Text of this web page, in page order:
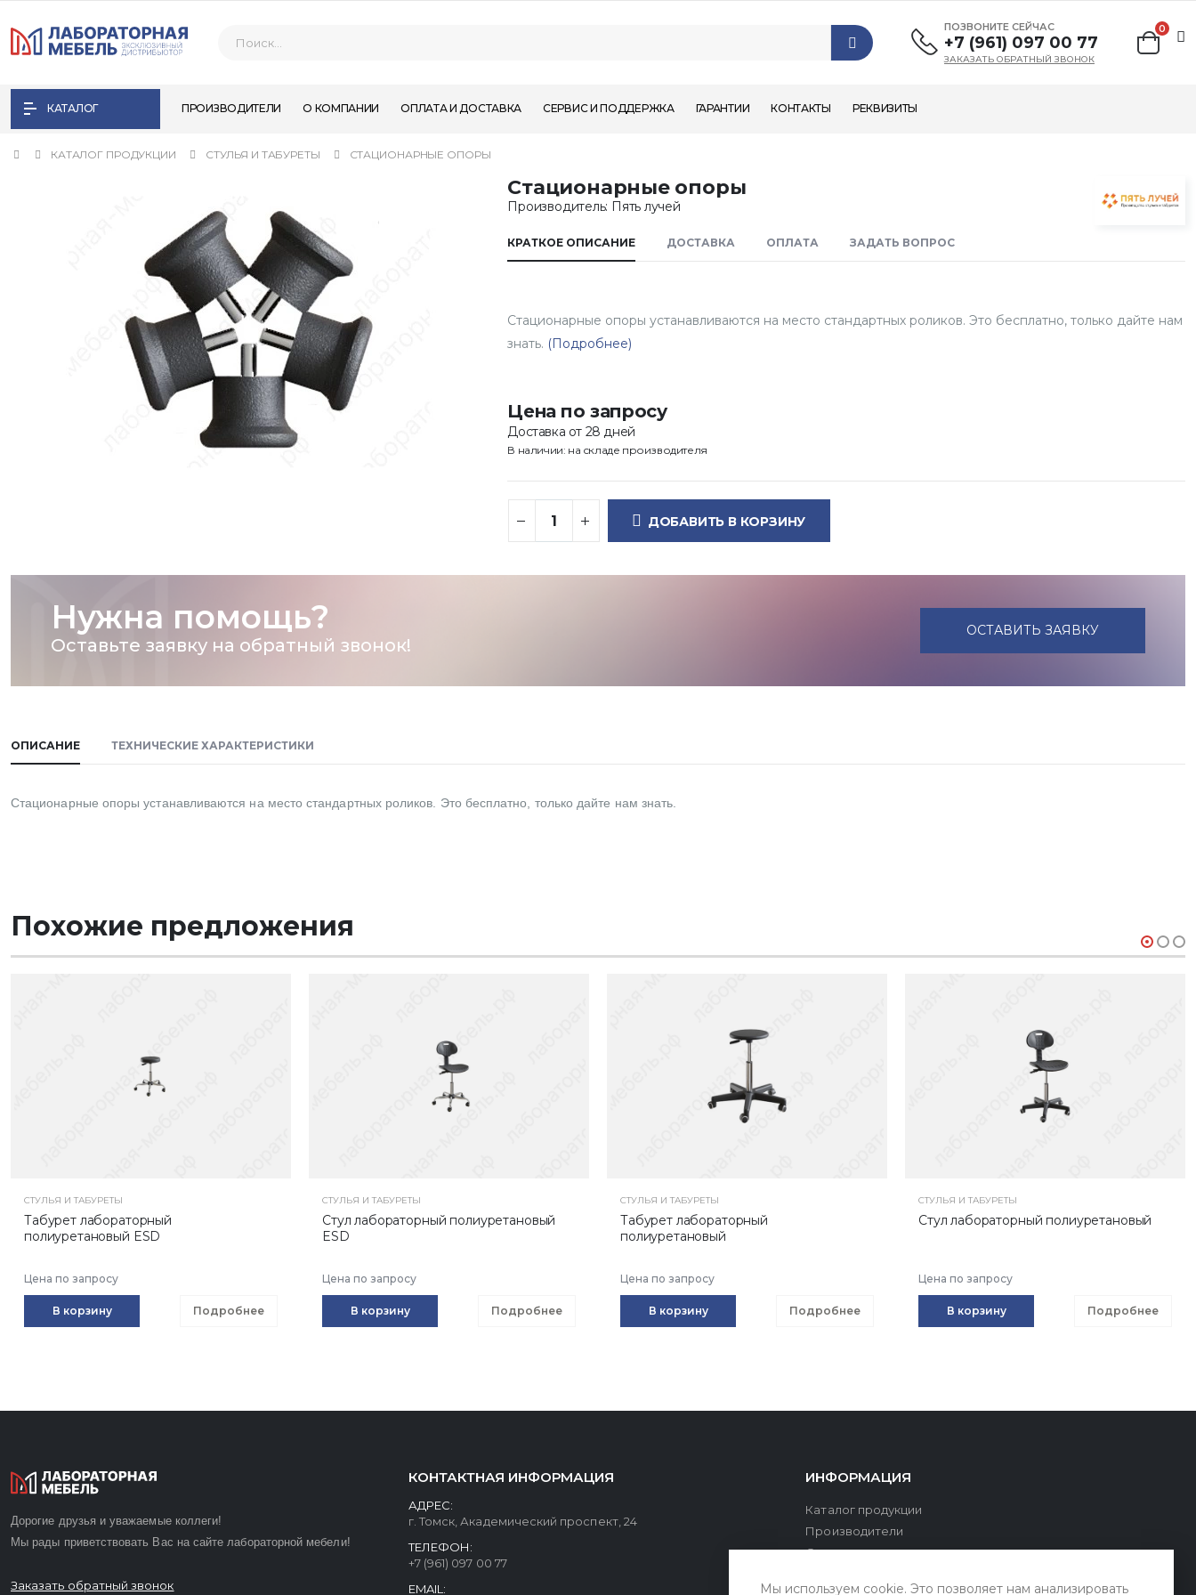
ПОЗВОНИТЕ СЕЙЧАС
+7 (961) 097 00 77
ЗАКАЗАТЬ ОБРАТНЫЙ ЗВОНОК
0
КАТАЛОГ ПРОИЗВОДИТЕЛИ О КОМПАНИИ ОПЛАТА И ДОСТАВКА СЕРВИС И ПОДДЕРЖКА ГАРАНТИИ КОНТАКТЫ РЕКВИЗИТЫ
КАТАЛОГ ПРОДУКЦИИ СТУЛЬЯ И ТАБУРЕТЫ СТАЦИОНАРНЫЕ ОПОРЫ
Стационарные опоры
Производитель: Пять лучей
КРАТКОЕ ОПИСАНИЕ ДОСТАВКА ОПЛАТА ЗАДАТЬ ВОПРОС
Стационарные опоры устанавливаются на место стандартных роликов. Это бесплатно, только дайте нам
знать. (Подробнее)
Цена по запросу
Доставка от 28 дней
В наличии: на складе производителя
ДОБАВИТЬ В КОРЗИНУ
Нужна помощь?
Оставьте заявку на обратный звонок!
ОСТАВИТЬ ЗАЯВКУ
ОПИСАНИЕ ТЕХНИЧЕСКИЕ ХАРАКТЕРИСТИКИ
Стационарные опоры устанавливаются на место стандартных роликов. Это бесплатно, только дайте нам знать.
Похожие предложения
СТУЛЬЯ И ТАБУРЕТЫ
Табурет лабораторный
полиуретановый ESD
Цена по запросу
В корзину Подробнее
СТУЛЬЯ И ТАБУРЕТЫ
Стул лабораторный полиуретановый
ESD
Цена по запросу
В корзину Подробнее
СТУЛЬЯ И ТАБУРЕТЫ
Табурет лабораторный
полиуретановый
Цена по запросу
В корзину Подробнее
СТУЛЬЯ И ТАБУРЕТЫ
Стул лабораторный полиуретановый
Цена по запросу
В корзину Подробнее
Дорогие друзья и уважаемые коллеги!
Мы рады приветствовать Вас на сайте лабораторной мебели!
Заказать обратный звонок
КОНТАКТНАЯ ИНФОРМАЦИЯ
АДРЕС:
г. Томск, Академический проспект, 24
ТЕЛЕФОН:
+7 (961) 097 00 77
EMAIL:
ИНФОРМАЦИЯ
Каталог продукции
Производители
О компании
Мы используем cookie. Это позволяет нам анализировать